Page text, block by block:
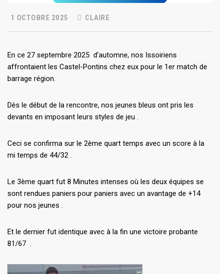
1 OCTOBRE 2025 CLAIRE
En ce 27 septembre 2025 d’automne, nos Issoiriens
affrontaient les Castel-Pontins chez eux pour le 1er match de
barrage région.
Dès le début de la rencontre, nos jeunes bleus ont pris les
devants en imposant leurs styles de jeu .
Ceci se confirma sur le 2ème quart temps avec un score à la
mi temps de 44/32 .
Le 3ème quart fut 8 Minutes intenses où les deux équipes se
sont rendues paniers pour paniers avec un avantage de +14
pour nos jeunes .
Et le dernier fut identique avec à la fin une victoire probante
81/67 .